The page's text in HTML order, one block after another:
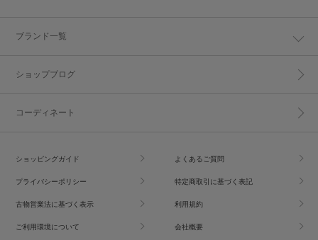
ブランド一覧
ショップブログ
コーディネート
ショッピングガイド よくあるご質問
プライバシーポリシー 特定商取引に基づく表記
古物営業法に基づく表示 利用規約
ご利用環境について 会社概要